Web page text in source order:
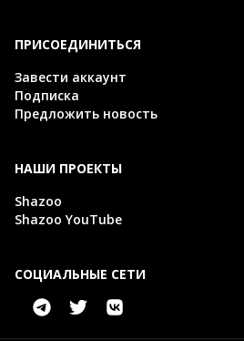
ПРИСОЕДИНИТЬСЯ
Завести аккаунт
Подписка
Предложить новость
НАШИ ПРОЕКТЫ
Shazoo
Shazoo YouTube
СОЦИАЛЬНЫЕ СЕТИ